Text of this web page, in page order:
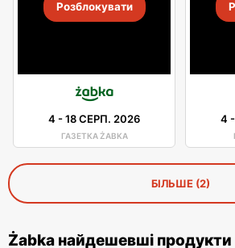
Розблокувати
4 -18 СЕРП. 2026
ГАЗЕТКА ŻABKA
4 -
БІЛЬШЕ (2)
Żabka найдешевші продукти